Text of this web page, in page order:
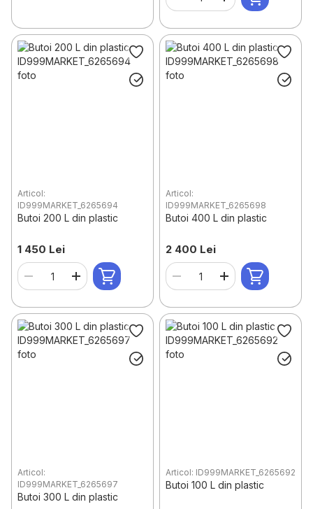
Articol:
ID999MARKET_6265694
Butoi 200 L din plastic
1 450 Lei
Articol:
ID999MARKET_6265698
Butoi 400 L din plastic
2 400 Lei
Articol:
ID999MARKET_6265697
Butoi 300 L din plastic
Articol: ID999MARKET_6265692
Butoi 100 L din plastic